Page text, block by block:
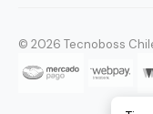
© 2026 Tecnoboss